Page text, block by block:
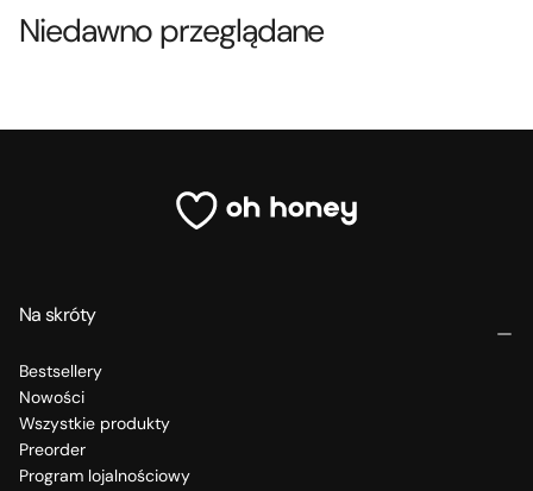
Niedawno przeglądane
Na skróty
Bestsellery
Nowości
Wszystkie produkty
Preorder
Program lojalnościowy